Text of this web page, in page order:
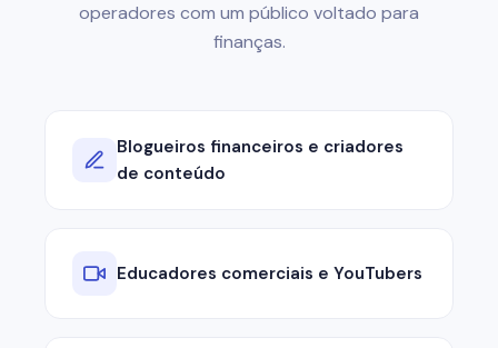
operadores com um público voltado para
finanças.
Blogueiros financeiros e criadores
de conteúdo
Educadores comerciais e YouTubers